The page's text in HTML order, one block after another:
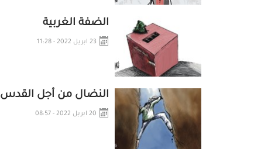
الضفة الغربية
23 ابريل 2022 - 11:28
النضال من أجل القدس
20 ابريل 2022 - 08:57